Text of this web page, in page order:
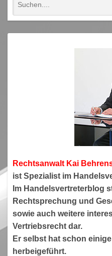
Rechtsanwalt Kai
ist Spezialist im
Im Handelsvertreterblog
Rechtsprechung und
sowie auch weitere
Vertriebsrecht dar.
Er selbst hat schon
herbeigeführt.